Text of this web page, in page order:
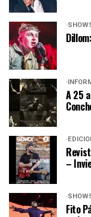
A 25
–
Fito